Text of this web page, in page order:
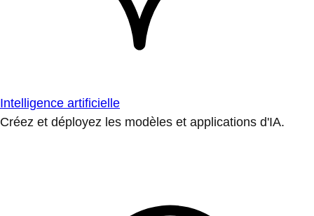
Intelligence artificielle
Créez et déployez les modèles et applications d'IA.